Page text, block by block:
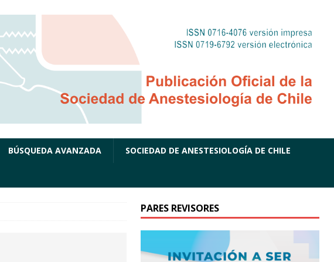
BÚSQUEDA AVANZADA SOCIEDAD DE ANESTESIOLOGÍA DE CHILE
PARES REVISORES